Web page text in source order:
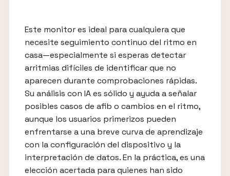
Este monitor es ideal para cualquiera que
necesite seguimiento continuo del ritmo en
casa—especialmente si esperas detectar
arritmias difíciles de identificar que no
aparecen durante comprobaciones rápidas.
Su análisis con IA es sólido y ayuda a señalar
posibles casos de afib o cambios en el ritmo,
aunque los usuarios primerizos pueden
enfrentarse a una breve curva de aprendizaje
con la configuración del dispositivo y la
interpretación de datos. En la práctica, es una
elección acertada para quienes han sido